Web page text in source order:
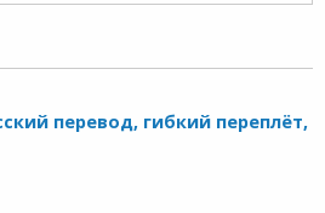
перевод, гибкий переплёт,